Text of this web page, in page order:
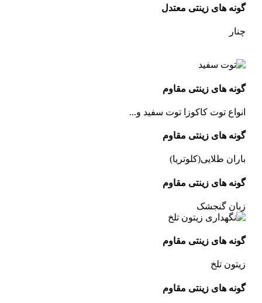
گونه های زینتی معتدل
چنار
گونه های زینتی مقاوم
انواع توت کاکوزا توت سفید و...
گونه های زینتی مقاوم
باران طلایی(کلوتریا)
گونه های زینتی مقاوم
زبان گنجشک
گونه های زینتی مقاوم
زیتون تلخ
گونه های زینتی مقاوم